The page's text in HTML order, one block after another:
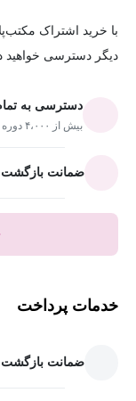
دیگر دسترسی خواهید
دسترسی به
بیش از ۴،۰۰۰ دوره
ضمانت
خدمات پرداخت
ضمانت